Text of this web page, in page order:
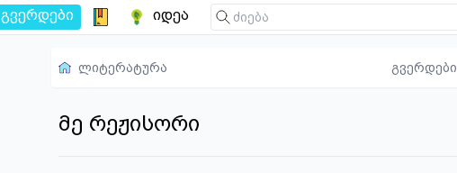
გვერდები იდეა
ლიტერატურა გვერდები
მე რეჟისორი